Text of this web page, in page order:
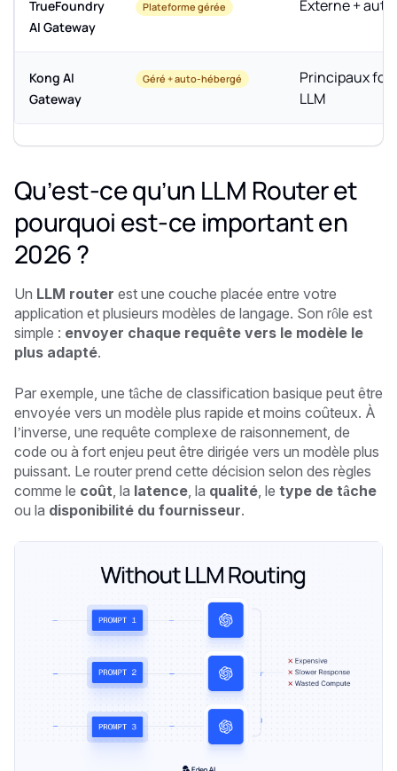
TrueFoundry
AI Gateway
Plateforme gérée Externe +
Kong AI
Gateway
Géré + auto-hébergé
Principaux
LLM
Qu’est-ce qu’un LLM Router et
pourquoi est-ce important en
2026 ?
Un LLM router est une couche placée entre votre
application et plusieurs modèles de langage. Son rôle est
simple : envoyer chaque requête vers le modèle le
plus adapté.
Par exemple, une tâche de classification basique peut être
envoyée vers un modèle plus rapide et moins coûteux. À
l’inverse, une requête complexe de raisonnement, de
code ou à fort enjeu peut être dirigée vers un modèle plus
puissant. Le router prend cette décision selon des règles
comme le coût , la latence , la qualité , le type de tâche
ou la disponibilité du fournisseur.